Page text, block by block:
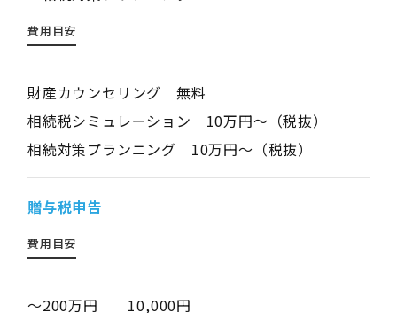
費用目安
財産カウンセリング 無料
相続税シミュレーション 10万円～（税抜）
相続対策プランニング 10万円～（税抜）
贈与税申告
費用目安
～200万円 10,000円